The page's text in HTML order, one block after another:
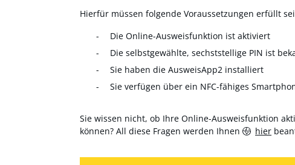
Hierfür müssen folgende Voraussetzungen erfüllt
Die Online-Ausweisfunktion ist aktiviert
Die selbstgewählte, sechststellige PIN ist
Sie haben die AusweisApp2 installiert
Sie verfügen über ein NFC-fähiges
Sie wissen nicht, ob Ihre Online-Ausweisfunktion
können? All diese Fragen werden Ihnen
hier